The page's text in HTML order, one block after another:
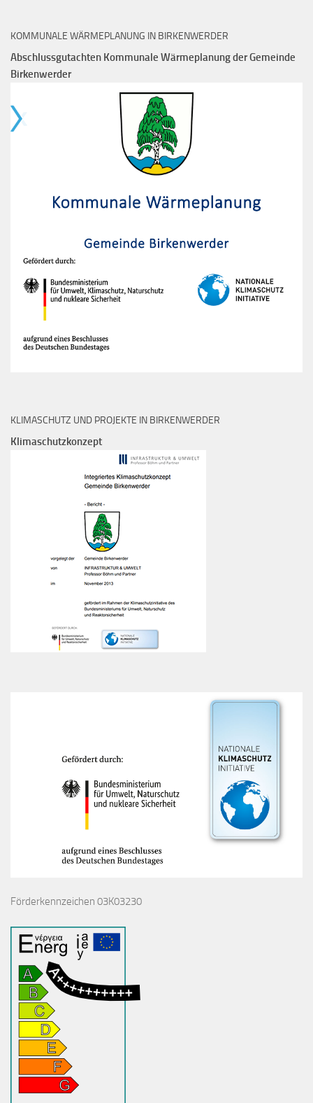
KOMMUNALE WÄRMEPLANUNG IN BIRKENWERDER
Abschlussgutachten Kommunale Wärmeplanung der Gemeinde
Birkenwerder
KLIMASCHUTZ UND PROJEKTE IN BIRKENWERDER
Klimaschutzkonzept
Förderkennzeichen 03K03230